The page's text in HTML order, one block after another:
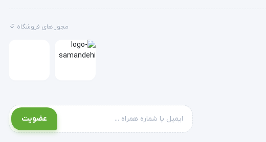
مجوز های فروشگاه
عضویت